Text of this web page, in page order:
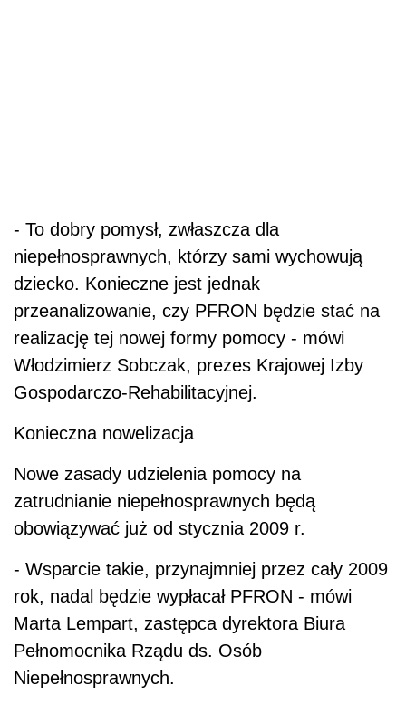
- To dobry pomysł, zwłaszcza dla
niepełnosprawnych, którzy sami wychowują
dziecko. Konieczne jest jednak
przeanalizowanie, czy PFRON będzie stać na
realizację tej nowej formy pomocy - mówi
Włodzimierz Sobczak, prezes Krajowej Izby
Gospodarczo-Rehabilitacyjnej.
Konieczna nowelizacja
Nowe zasady udzielenia pomocy na
zatrudnianie niepełnosprawnych będą
obowiązywać już od stycznia 2009 r.
- Wsparcie takie, przynajmniej przez cały 2009
rok, nadal będzie wypłacał PFRON - mówi
Marta Lempart, zastępca dyrektora Biura
Pełnomocnika Rządu ds. Osób
Niepełnosprawnych.